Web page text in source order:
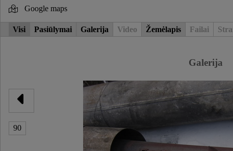
Google maps
Visi Pasiūlymai Galerija Video Žemėlapis Failai
Galerija
90